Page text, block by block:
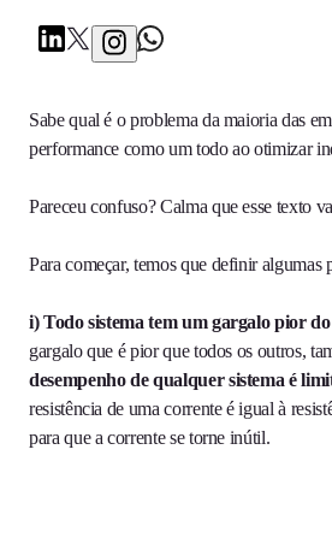
Sabe qual é o problema da maioria das
performance como um todo ao otimizar
Pareceu confuso? Calma que esse texto
Para começar, temos que definir algumas
i) Todo sistema tem um gargalo pior
gargalo que é pior que todos os outros,
desempenho de qualquer sistema é
resistência de uma corrente é igual à
para que a corrente se torne inútil.